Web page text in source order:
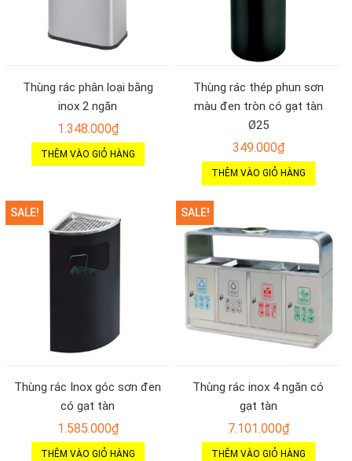
Thùng rác phân loại bằng
inox 2 ngăn
1.348.000₫
THÊM VÀO GIỎ HÀNG
Thùng rác thép phun sơn
màu đen tròn có gạt tàn
Ø25
349.000₫
THÊM VÀO GIỎ HÀNG
SALE!
Thùng rác Inox góc sơn đen
có gạt tàn
1.585.000₫
THÊM VÀO GIỎ HÀNG
SALE!
Thùng rác inox 4 ngăn có
gạt tàn
7.101.000₫
THÊM VÀO GIỎ HÀNG